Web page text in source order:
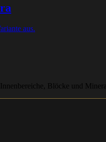
aus.
Blöcke und